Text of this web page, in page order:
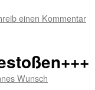
einen Kommentar
Wunsch